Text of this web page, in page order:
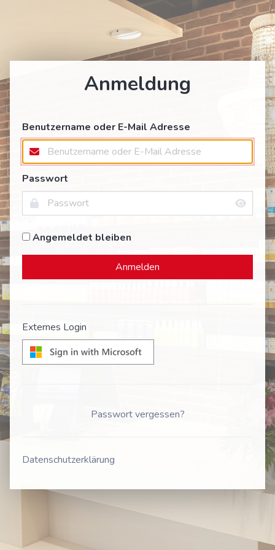
Anmeldung
Benutzername oder E-Mail Adresse
Passwort
Angemeldet bleiben
Anmelden
Externes Login
Passwort vergessen?
Datenschutzerklärung